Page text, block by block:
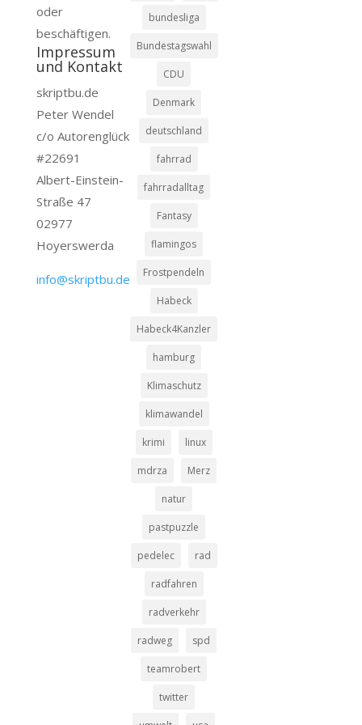
oder
beschäftigen.
Impressum
und Kontakt
skriptbu.de
Peter Wendel
c/o Autorenglück
#22691
Albert-Einstein-
Straße 47
02977
Hoyerswerda
info@skriptbu.de
bundesliga
Bundestagswahl
CDU
Denmark
deutschland
fahrrad
fahrradalltag
Fantasy
flamingos
Frostpendeln
Habeck
Habeck4Kanzler
hamburg
Klimaschutz
klimawandel
krimi linux
mdrza Merz
natur
pastpuzzle
pedelec rad
radfahren
radverkehr
radweg spd
teamrobert
twitter